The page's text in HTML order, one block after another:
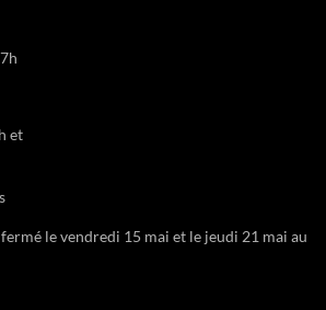
et
le vendredi 15 mai et le jeudi 21 mai au